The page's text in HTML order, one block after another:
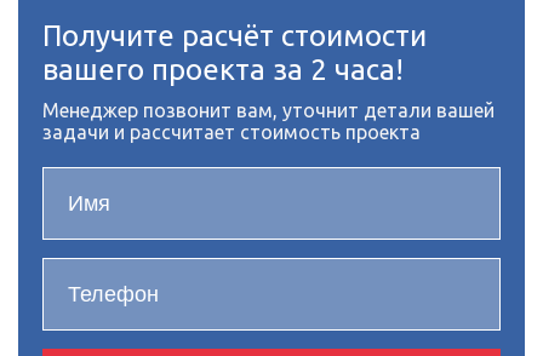
Получите расчёт стоимости
вашего проекта за 2 часа!
Менеджер позвонит вам, уточнит детали вашей
задачи и рассчитает стоимость проекта